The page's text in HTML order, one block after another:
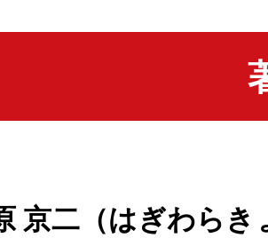
京二（はぎわらき